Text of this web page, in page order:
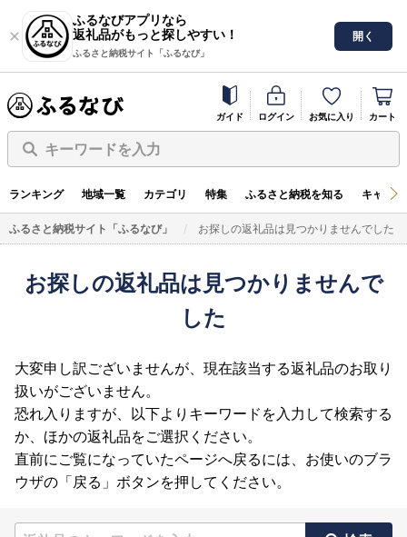
ふるなびアプリなら
返礼品がもっと探しやすい！
ふるさと納税サイト「ふるなび」
開く
ガイド ログイン お気に入り カート
キーワードを入力
ランキング 地域一覧 カテゴリ 特集 ふるさと納税を知る キャン
ふるさと納税サイト「ふるなび」 お探しの返礼品は見つかりませんでした
お探しの返礼品は見つかりませんで
した
大変申し訳ございませんが、現在該当する返礼品のお取り
扱いがございません。
恐れ入りますが、以下よりキーワードを入力して検索する
か、ほかの返礼品をご選択ください。
直前にご覧になっていたページへ戻るには、お使いのブラ
ウザの「戻る」ボタンを押してください。